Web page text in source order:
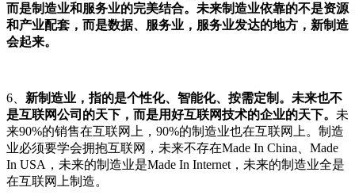
而是制造业和服务业的完美结合。未来制造业依靠的不是资源
和产业配套，而是数据、服务业，服务业发达的地方，新制造
会起来。
6、 新制造业，指的是个性化、智能化、按需定制。未来也不
是互联网公司的天下，而是用好互联网技术的企业的天下。 未
来90%的销售在互联网上，90%的制造业也在互联网上。制造
业必须要学会拥抱互联网，未来不存在Made In China、Made
In USA，未来的制造业是Made In Internet，未来的制造业全是
在互联网上制造。